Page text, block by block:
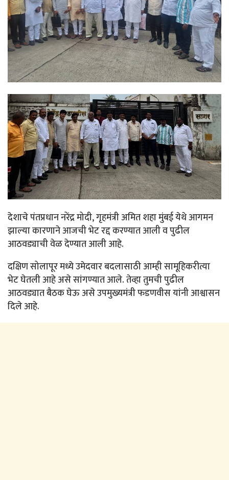
देशाचे पंतप्रधान नरेंद्र मोदी, गृहमंत्री अमित शहा मुंबई येथे आगमन
झाल्या कारणाने आजची भेट रद्द करण्यात आली व पुढील
आठवड्याची वेळ देण्यात आली आहे.
दक्षिण सोलापूर मध्ये उमेदवार बदलासाठी आम्ही सामूहिकरीत्या
भेट घेतली आहे असे सांगण्यात आले. तेव्हा तुमची पुढील
आठवड्यात बैठक घेऊ असे उपमुख्यमंत्री फडणवीस यांनी आश्वासन
दिले आहे.